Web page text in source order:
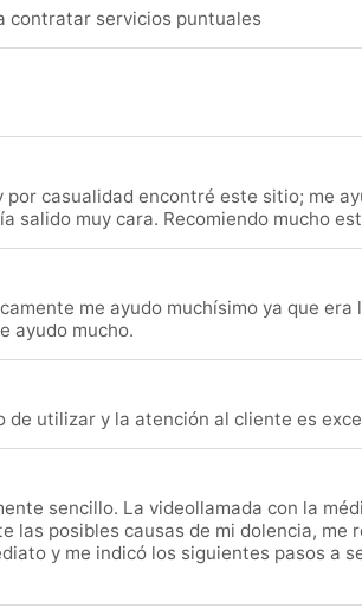
contratar servicios puntuales
por casualidad encontré este sitio; me
salido muy cara. Recomiendo mucho
me ayudo muchísimo ya que era
ayudo mucho.
de utilizar y la atención al cliente es
sencillo. La videollamada con la
las posibles causas de mi dolencia, me
y me indicó los siguientes pasos a